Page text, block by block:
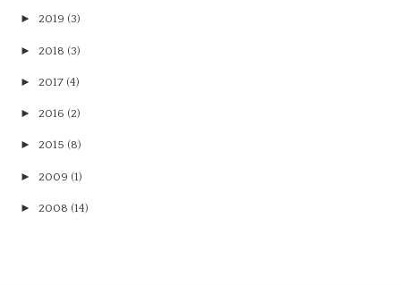
►2019 (3)
►2018 (3)
►2017 (4)
►2016 (2)
►2015 (8)
►2009 (1)
►2008 (14)